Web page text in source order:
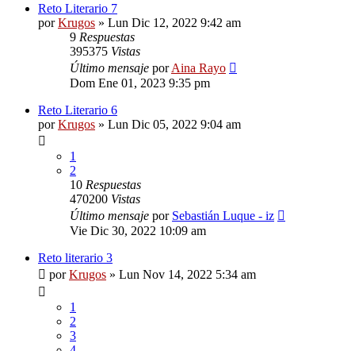
Reto Literario 7
porKrugos » Lun Dic 12, 2022 9:42 am
9 Respuestas
395375 Vistas
Último mensaje porAina Rayo
Dom Ene 01, 2023 9:35 pm
Reto Literario 6
porKrugos » Lun Dic 05, 2022 9:04 am
1
2
10 Respuestas
470200 Vistas
Último mensaje por Sebastián Luque - iz
Vie Dic 30, 2022 10:09 am
Reto literario 3
porKrugos » Lun Nov 14, 2022 5:34 am
1
2
3